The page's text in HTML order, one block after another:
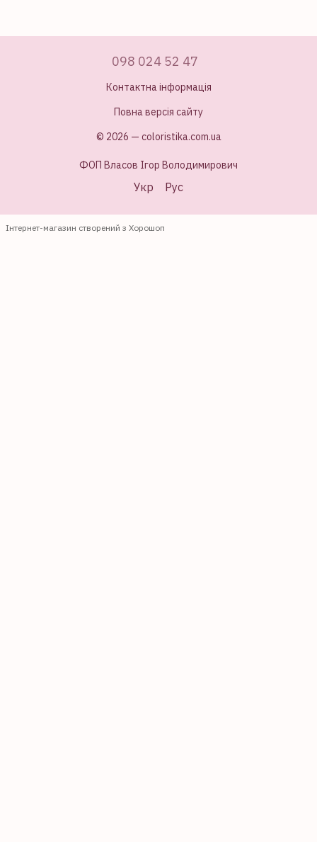
098 024 52 47
Контактна інформація
Повна версія сайту
© 2026 — coloristika.com.ua
ФОП Власов Ігор Володимирович
Укр Рус
Інтернет-магазин створений з Хорошоп